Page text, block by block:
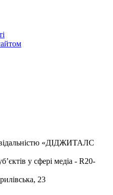
«ДІДЖИТАЛС
у сфері медіа - R20-
23